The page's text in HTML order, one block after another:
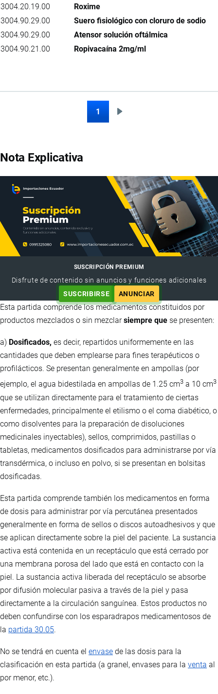
3004.20.19.00
Roxime
3004.90.29.00
Suero fisiológico con cloruro de sodio
3004.90.29.00
Atensor solución oftálmica
3004.90.21.00
Ropivacaína 2mg/ml
1
Nota Explicativa
SUSCRIPCIÓN PREMIUM
Disfrute de contenido sin anuncios y funciones adicionales
SUSCRIBIRSE
ANUNCIAR
Esta partida comprende los medicamentos constituidos por
productos mezclados o sin mezclarsiempre que se presenten:
a) Dosificados, es decir, repartidos uniformemente en las
cantidades que deben emplearse para fines terapéuticos o
profilácticos. Se presentan generalmente en ampollas (por
ejemplo, el agua bidestilada en ampollas de 1.25 cm3 a 10 cm3
que se utilizan directamente para el tratamiento de ciertas
enfermedades, principalmente el etilismo o el coma diabético, o
como disolventes para la preparación de disoluciones
medicinales inyectables), sellos, comprimidos, pastillas o
tabletas, medicamentos dosificados para administrarse por vía
transdérmica, o incluso en polvo, si se presentan en bolsitas
dosificadas.
Esta partida comprende también los medicamentos en forma
de dosis para administrar por vía percutánea presentados
generalmente en forma de sellos o discos autoadhesivos y que
se aplican directamente sobre la piel del paciente. La sustancia
activa está contenida en un receptáculo que está cerrado por
una membrana porosa del lado que está en contacto con la
piel. La sustancia activa liberada del receptáculo se absorbe
por difusión molecular pasiva a través de la piel y pasa
directamente a la circulación sanguínea. Estos productos no
deben confundirse con los esparadrapos medicamentosos de
la partida 30.05.
No se tendrá en cuenta el envase de las dosis para la
clasificación en esta partida (a granel, envases para la venta al
por menor, etc.).